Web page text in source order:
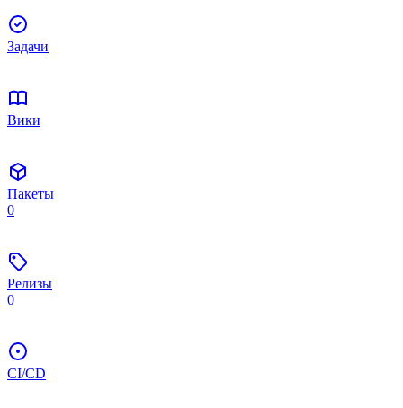
Задачи
Вики
Пакеты
0
Релизы
0
CI/CD